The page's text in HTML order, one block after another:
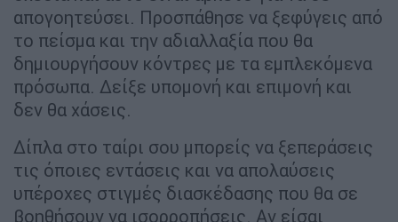
απογοητεύσει. Προσπάθησε να ξεφύγεις από
το πείσμα και την αδιαλλαξία που θα
δημιουργήσουν κόντρες με τα εμπλεκόμενα
πρόσωπα. Δείξε υπομονή και επιμονή και
δεν θα χάσεις.
Δίπλα στο ταίρι σου μπορείς να ξεπεράσεις
τις όποιες εντάσεις και να απολαύσεις
υπέροχες στιγμές διασκέδασης που θα σε
βοηθήσουν να ισορροπήσεις. Αν είσαι